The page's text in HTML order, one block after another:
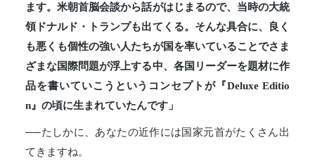
ます。米朝首脳会談から話がはじまるので、当時の大統
領ドナルド・トランプも出てくる。そんな具合に、良く
も悪くも個性の強い人たちが国を率いていることでさま
ざまな国際問題が浮上する中、各国リーダーを題材に作
品を書いていこうというコンセプトが『Deluxe Editio
n』の頃に生まれていたんです」
──たしかに、あなたの近作には国家元首がたくさん出
てきますね。